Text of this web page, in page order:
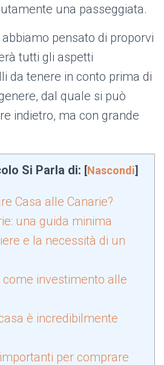
una passeggiata.
pensato di proporvi
tutti gli aspetti
da tenere in conto prima di
dal quale si può
indietro, ma con grande
Si Parla di: [Nascondi]
Casa alle Canarie?
una guida minima
e la necessità di un
investimento alle
è incredibilmente
per comprare